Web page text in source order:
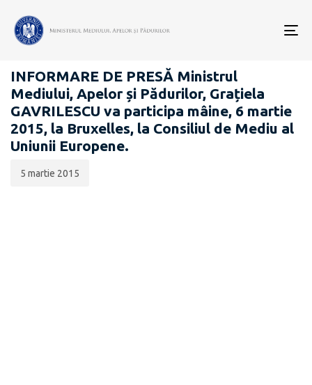
COMUNICATE DE PRESĂ
INFORMARE DE PRESĂ Ministrul
Mediului, Apelor și Pădurilor, Grațiela
GAVRILESCU va participa mâine, 6 martie
2015, la Bruxelles, la Consiliul de Mediu al
Uniunii Europene.
publicării:
5 martie 2015